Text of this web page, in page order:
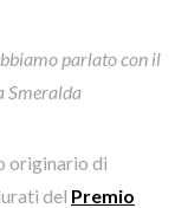
parlato con il
Smeralda
originario di
del Premio